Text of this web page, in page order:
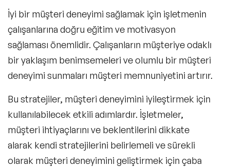
İyi bir müşteri deneyimi sağlamak için işletmenin
çalışanlarına doğru eğitim ve motivasyon
sağlaması önemlidir. Çalışanların müşteriye odaklı
bir yaklaşım benimsemeleri ve olumlu bir müşteri
deneyimi sunmaları müşteri memnuniyetini artırır.
Bu stratejiler, müşteri deneyimini iyileştirmek için
kullanılabilecek etkili adımlardır. İşletmeler,
müşteri ihtiyaçlarını ve beklentilerini dikkate
alarak kendi stratejilerini belirlemeli ve sürekli
olarak müşteri deneyimini geliştirmek için çaba